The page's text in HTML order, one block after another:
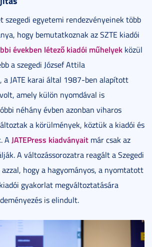
szegedi egyetemi rendezvényeinek több
hogy bemutatkoznak az SZTE kiadói
években létező kiadói műhelyek közül
a szegedi József Attila
a JATE karai által 1987-ben alapított
volt, amely külön nyomdával is
néhány évben azonban viharos
a körülmények, köztük a kiadói és
A JATEPress kiadványait már csak az
A változássorozatra reagált a Szegedi
hogy a hagyományos, a nyomtatott
gyakorlat megváltoztatására
is elindult.